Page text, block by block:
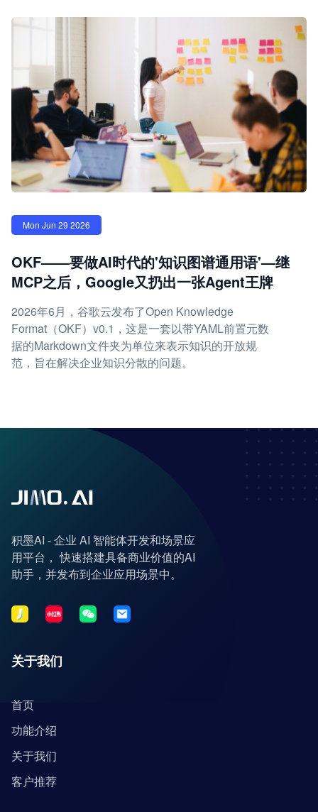
Mon Jun 29 2026
OKF——要做AI时代的'知识图谱通用语'—继
MCP之后，Google又扔出一张Agent王牌
2026年6月，谷歌云发布了Open Knowledge
Format（OKF）v0.1，这是一套以带YAML前置元数
据的Markdown文件夹为单位来表示知识的开放规
范，旨在解决企业知识分散的问题。
积墨AI - 企业 AI 智能体开发和场景应
用平台， 快速搭建具备商业价值的AI
助手，并发布到企业应用场景中。
关于我们
首页
功能介绍
关于我们
客户推荐